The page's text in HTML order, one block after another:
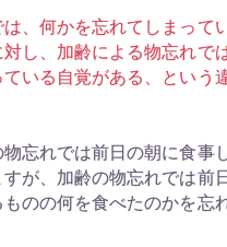
、何かを忘れてしまって
対し、加齢による物忘れで
いる自覚がある、という
忘れでは前日の朝に食事
が、加齢の物忘れでは前
のの何を食べたのかを忘